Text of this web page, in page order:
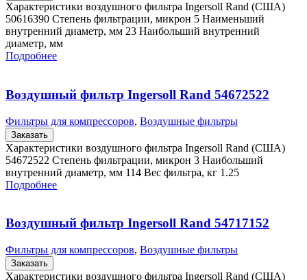
Характеристики воздушного фильтра Ingersoll Rand (США)
50616390 Степень фильтрации, микрон 5 Наименьший
внутренний диаметр, мм 23 Наибольший внутренний
диаметр, мм
Подробнее
Воздушный фильтр Ingersoll Rand 54672522
Фильтры для компрессоров, Воздушные фильтры
Заказать
Характеристики воздушного фильтра Ingersoll Rand (США)
54672522 Степень фильтрации, микрон 3 Наибольший
внутренний диаметр, мм 114 Вес фильтра, кг 1.25
Подробнее
Воздушный фильтр Ingersoll Rand 54717152
Фильтры для компрессоров, Воздушные фильтры
Заказать
Характеристики воздушного фильтра Ingersoll Rand (США)